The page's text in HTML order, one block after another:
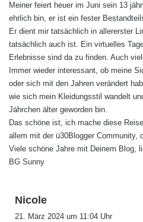
:
Meiner feiert heuer im Juni sein 13
ehrlich bin, er ist ein fester
Er dient mir tatsächlich in allererster
tatsächlich auch ist. Ein virtuelles
Erlebnisse sind da zu finden. Auch
Immer wieder interessant, ob meine
oder sich mit den Jahren verändert
wie sich mein Kleidungsstil wandelt
Jährchen älter geworden bin.
Das schöne ist, ich mache diese
allem mit der ü30Blogger Community,
Viele schöne Jahre mit Deinem Blog,
BG Sunny
Nicole
a
21. März 2024 um 11:04 Uhr